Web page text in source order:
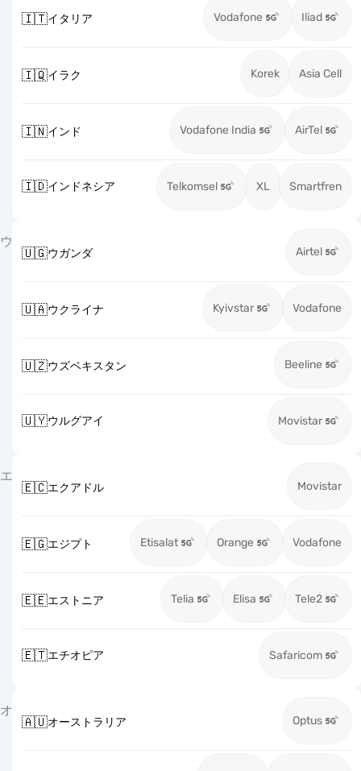
🇮🇹イタリア Vodafone Iliad
🇮🇶イラク Korek Asia Cell
🇮🇳インド Vodafone India AirTel
🇮🇩インドネシア Telkomsel XL Smartfren
ウ
🇺🇬ウガンダ Airtel
🇺🇦ウクライナ Kyivstar Vodafone
🇺🇿ウズベキスタン Beeline
🇺🇾ウルグアイ Movistar
エ
🇪🇨エクアドル Movistar
🇪🇬エジプト Etisalat Orange Vodafone
🇪🇪エストニア Telia Elisa Tele2
🇪🇹エチオピア Safaricom
オ
🇦🇺オーストラリア Optus